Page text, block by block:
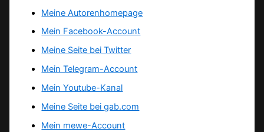
Meine Autorenhomepage
Mein Facebook-Account
Meine Seite bei Twitter
Mein Telegram-Account
Mein Youtube-Kanal
Meine Seite bei gab.com
Mein mewe-Account